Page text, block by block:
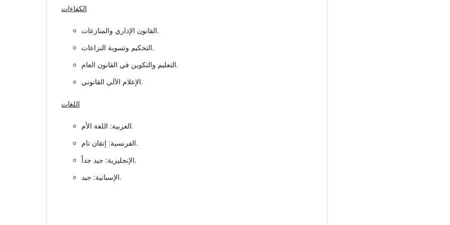
الكفاءات
القانون الإداري والمنازعات.
التحكيم وتسوية النزاعات.
التعليم والتكوين في القانون العام.
الإعلام الآلي القانوني.
اللغات
العربية: اللغة الأم.
الفرنسية: إتقان تام.
الإنجليزية: جيد جداً.
الإسبانية: جيد.